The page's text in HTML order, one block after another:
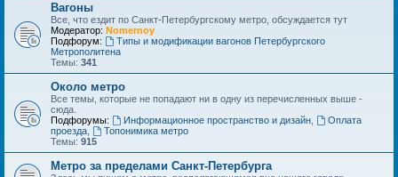
Вагоны
Все, что ездит по Санкт-Петербургскому метро, обсуждается тут
Модератор: Nomernoy
Подфорум:
Типы и модификации вагонов Петербургского
Метрополитена
Темы: 341
Около метро
Все темы, которые не попадают ни в одну из перечисленных выше -
сюда.
Подфорумы:
Информационное пространство и дизайн,
Оплата
проезда
Топонимика метро
Темы: 915
Метро за пределами Санкт-Петербурга